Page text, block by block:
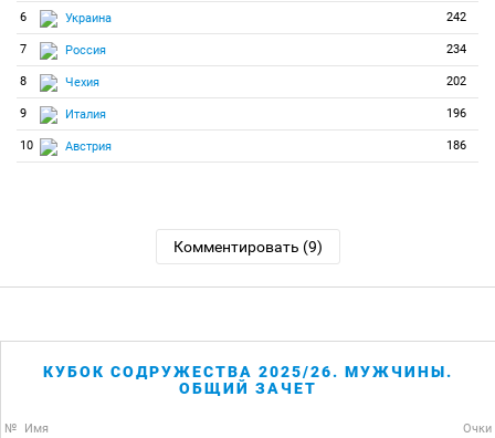
6 Украина 242
7 Россия 234
8 Чехия 202
9 Италия 196
10 Австрия 186
Комментировать (9)
КУБОК СОДРУЖЕСТВА 2025/26. МУЖЧИНЫ.
ОБЩИЙ ЗАЧЕТ
№ Имя Очки